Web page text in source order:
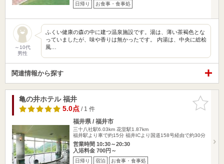
日帰り お食事・食事処
～10代
男性
ふくい健康の森の中に建つ温泉施設です。湯は、薄い茶褐色とな
っていましたが、味や香りは無かったです。 内湯は、中央に総桧
風…
関連情報から探す
お気に入
りに追加
亀の井ホテル 福井
5.0点/ 1 件
福井県 / 福井市
三十八社駅6.03km 花堂駅1.87km
福井駅より車で約15分 福井ICより国道158号経由で約30分
営業時間 10:30～20:30
入浴料金 700円～
日帰り 宿泊 お食事・食事処